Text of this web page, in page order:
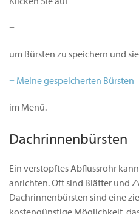
um Bürsten zu speichern und
Meine gespeicherten Bürsten
im Menü.
Dachrinnenbürsten
Ein verstopftes Abflussrohr
anrichten. Oft sind Blätter und
Dachrinnenbürsten sind eine